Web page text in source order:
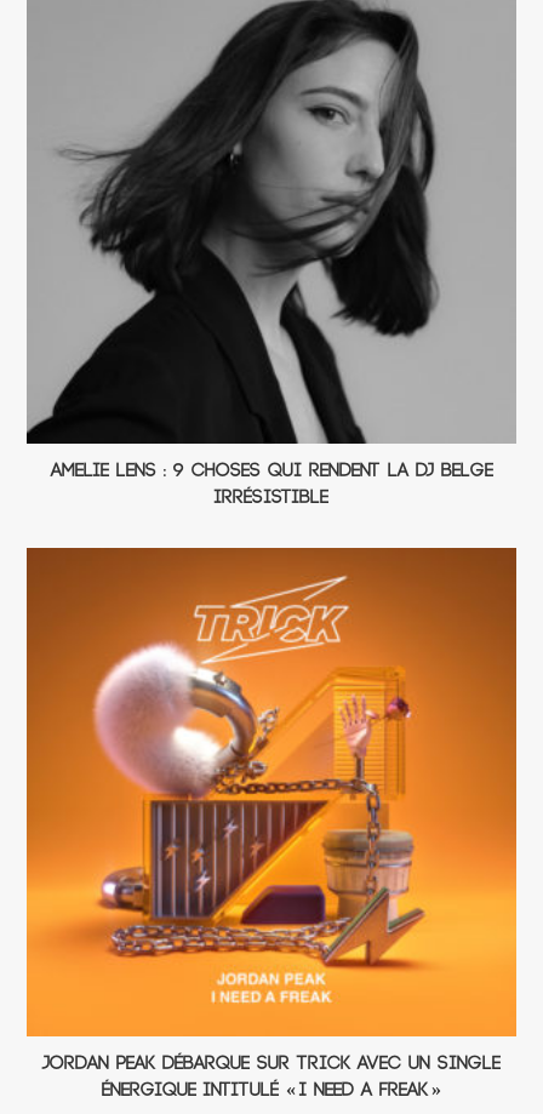
Amelie Lens : 9 choses qui rendent la DJ belge
irrésistible
Jordan Peak débarque sur Trick avec un single
énergique intitulé « I Need A Freak »